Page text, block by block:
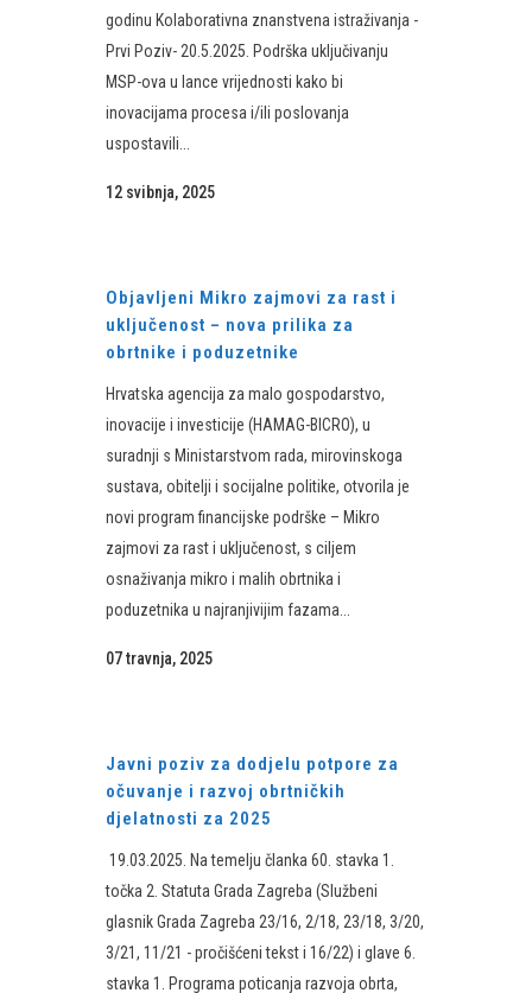
godinu Kolaborativna znanstvena istraživanja -
Prvi Poziv- 20.5.2025. Podrška uključivanju
MSP-ova u lance vrijednosti kako bi
inovacijama procesa i/ili poslovanja
uspostavili...
12 svibnja, 2025
Objavljeni Mikro zajmovi za rast i
uključenost – nova prilika za
obrtnike i poduzetnike
Hrvatska agencija za malo gospodarstvo,
inovacije i investicije (HAMAG-BICRO), u
suradnji s Ministarstvom rada, mirovinskoga
sustava, obitelji i socijalne politike, otvorila je
novi program financijske podrške – Mikro
zajmovi za rast i uključenost, s ciljem
osnaživanja mikro i malih obrtnika i
poduzetnika u najranjivijim fazama...
07 travnja, 2025
Javni poziv za dodjelu potpore za
očuvanje i razvoj obrtničkih
djelatnosti za 2025
19.03.2025. Na temelju članka 60. stavka 1.
točka 2. Statuta Grada Zagreba (Službeni
glasnik Grada Zagreba 23/16, 2/18, 23/18, 3/20,
3/21, 11/21 - pročišćeni tekst i 16/22) i glave 6.
stavka 1. Programa poticanja razvoja obrta,